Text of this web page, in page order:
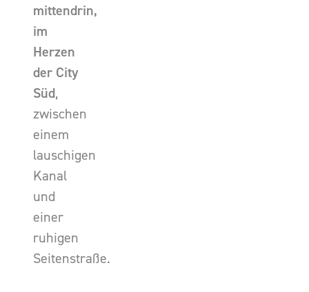
mittendrin,
im
Herzen
der City
Süd,
zwischen
einem
lauschigen
Kanal
und
einer
ruhigen
Seitenstraße.